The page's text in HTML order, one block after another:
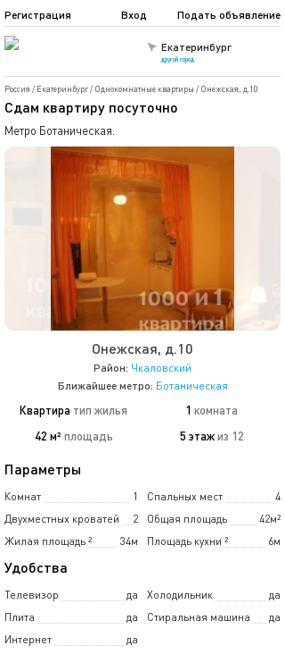
Екатеринбург
другой город
Подать объявление
Регистрация Вход
Россия / Екатеринбург/ Однокомнатные квартиры / Онежская, д.10
Сдам квартиру посуточно
Метро Ботаническая.
Онежская, д.10
Район: Чкаловский
Ближайшее метро: Ботаническая
Квартира тип жилья 1 комната
42 м² площадь 5 этаж из 12
Параметры
Комнат 1 Спальных мест
4
Двухместных кроватей
2 Общая площадь
42м²
Жилая площадь
34м
² Площадь кухни 6м
²
Удобства
Телевизор да Холодильник
да
Плита
да Стиральная машина
да
Интернет
да